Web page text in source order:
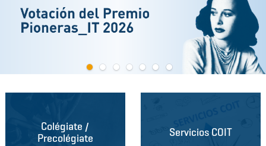
Colégiate /
Precolégiate
Servicios COIT